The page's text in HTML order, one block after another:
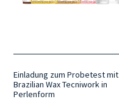
Einladung zum Probetest mit
Brazilian Wax Tecniwork in
Perlenform